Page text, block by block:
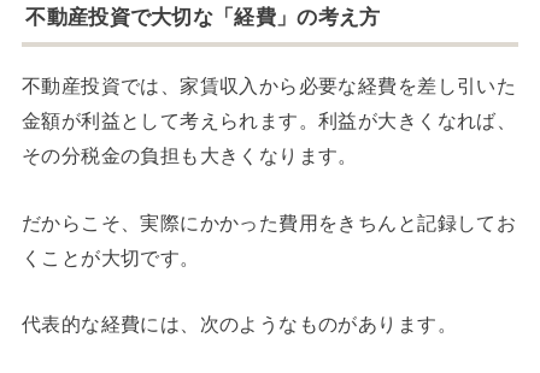
不動産投資で大切な「経費」の考え方
不動産投資では、家賃収入から必要な経費を差し引いた
金額が利益として考えられます。利益が大きくなれば、
その分税金の負担も大きくなります。
だからこそ、実際にかかった費用をきちんと記録してお
くことが大切です。
代表的な経費には、次のようなものがあります。